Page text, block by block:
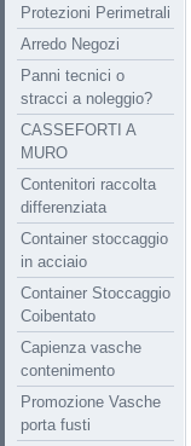
Protezioni Perimetrali
Arredo Negozi
Panni tecnici o
stracci a noleggio?
CASSEFORTI A
MURO
Contenitori raccolta
differenziata
Container stoccaggio
in acciaio
Container Stoccaggio
Coibentato
Capienza vasche
contenimento
Promozione Vasche
porta fusti